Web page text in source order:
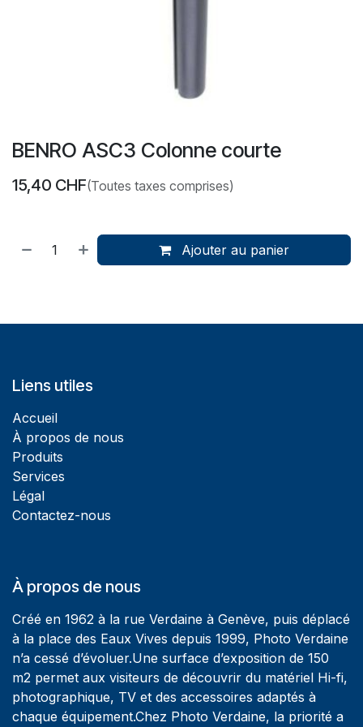
BENRO ASC3 Colonne courte
15,40 CHF(Toutes taxes comprises)
Ajouter au panier
Liens utiles
Accueil
À propos de nous
Produits
Services
Légal
Contactez-nous
À propos de nous
Créé en 1962 à la rue Verdaine à Genève, puis déplacé
à la place des Eaux Vives depuis 1999, Photo Verdaine
n’a cessé d’évoluer.Une surface d’exposition de 150
m2 permet aux visiteurs de découvrir du matériel Hi-fi,
photographique, TV et des accessoires adaptés à
chaque équipement.Chez Photo Verdaine, la priorité a